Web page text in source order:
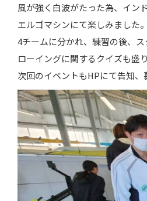
風が強く白波がたった為、イン
エルゴマシンにて楽しみました。
4チームに分かれ、練習の後、
ローイングに関するクイズも盛
次回のイベントもHPにて告知